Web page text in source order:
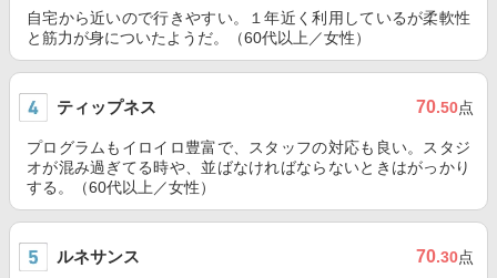
自宅から近いので行きやすい。１年近く利用しているが柔軟性
と筋力が身についたようだ。（60代以上／女性）
ティップネス 70.50点
プログラムもイロイロ豊富で、スタッフの対応も良い。スタジ
オが混み過ぎてる時や、並ばなければならないときはがっかり
する。（60代以上／女性）
ルネサンス 70.30点